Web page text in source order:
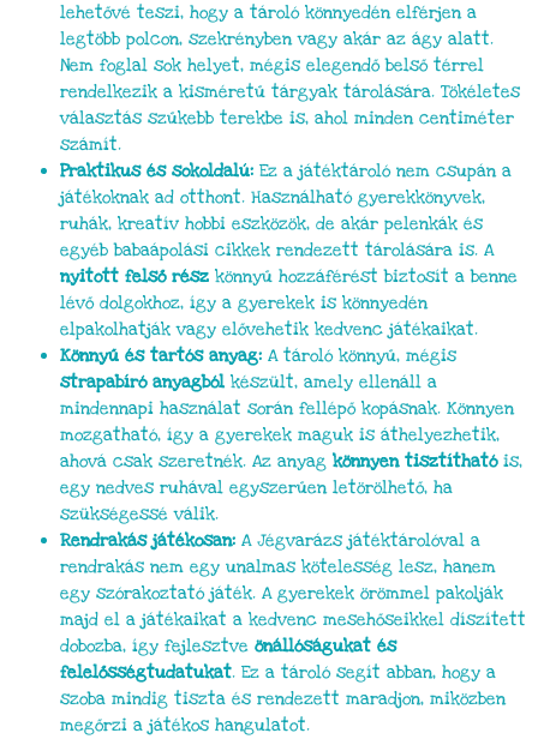
lehetővé teszi, hogy a tároló könnyedén elférjen a
legtöbb polcon, szekrényben vagy akár az ágy alatt.
Nem foglal sok helyet, mégis elegendő belső térrel
rendelkezik a kisméretű tárgyak tárolására. Tökéletes
választás szűkebb terekbe is, ahol minden centiméter
számít.
Praktikus és sokoldalú: Ez a játéktároló nem csupán a
játékoknak ad otthont. Használható gyerekkönyvek,
ruhák, kreatív hobbi eszközök, de akár pelenkák és
egyéb babaápolási cikkek rendezett tárolására is. A
nyitott felső rész könnyű hozzáférést biztosít a benne
lévő dolgokhoz, így a gyerekek is könnyedén
elpakolhatják vagy elővehetik kedvenc játékaikat.
Könnyű és tartós anyag: A tároló könnyű, mégis
strapabíró anyagból készült, amely ellenáll a
mindennapi használat során fellépő kopásnak. Könnyen
mozgatható, így a gyerekek maguk is áthelyezhetik,
ahová csak szeretnék. Az anyag könnyen tisztíthatóis,
egy nedves ruhával egyszerűen letörölhető, ha
szükségessé válik.
Rendrakás játékosan: A Jégvarázs játéktárolóval a
rendrakás nem egy unalmas kötelesség lesz, hanem
egy szórakoztató játék. A gyerekek örömmel pakolják
majd el a játékaikat a kedvenc mesehőseikkel díszített
dobozba, így fejlesztve önállóságukat és
felelősségtudatukat. Ez a tároló segít abban, hogy a
szoba mindig tiszta és rendezett maradjon, miközben
megőrzi a játékos hangulatot.